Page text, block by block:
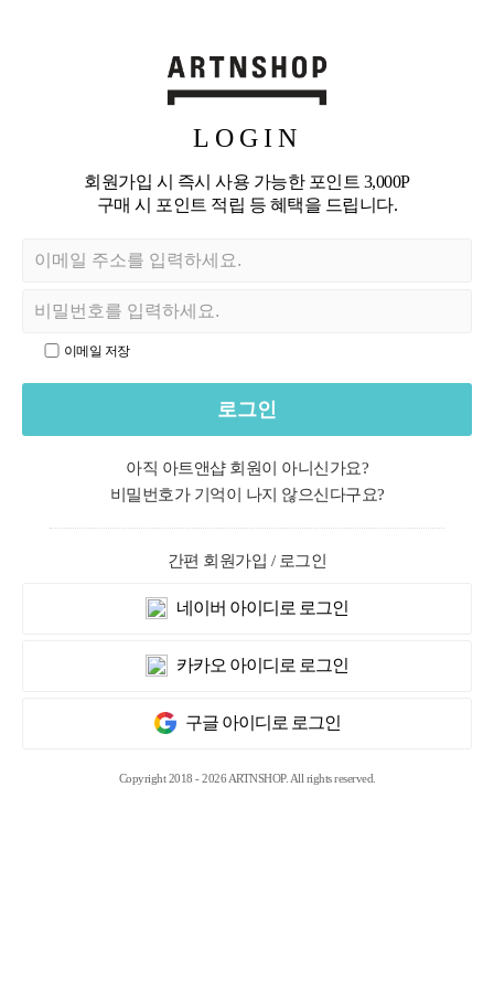
LOGIN
회원가입 시 즉시 사용 가능한 포인트 3,000P
구매 시 포인트 적립 등 혜택을 드립니다.
이메일 저장
로그인
아직 아트앤샵 회원이 아니신가요?
비밀번호가 기억이 나지 않으신다구요?
간편 회원가입 / 로그인
네이버 아이디로 로그인
카카오 아이디로 로그인
구글 아이디로 로그인
Copyright 2018 - 2026 ARTNSHOP. All rights reserved.